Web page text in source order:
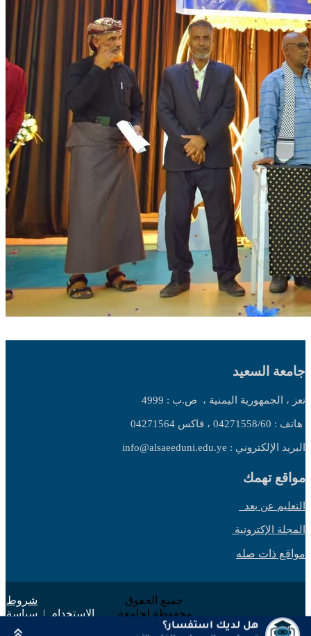
هل لديك استفسار؟
جامعة السعيد
تعز ، الجمهورية اليمنية ، ص.ب : 4999
هاتف : 04271558/60 ، فاكس 04271564
البريد الإلكتروني : info@alsaeeduni.edu.ye
مواقع تهمك
التعليم عن بعد
المجلة الإكترونية
مواقع ذات صله
جميع الحقوق
محفوظة لجامعة
السعيد 2025 ©
شروط
الاستخدام | سياسة
الخصوصية